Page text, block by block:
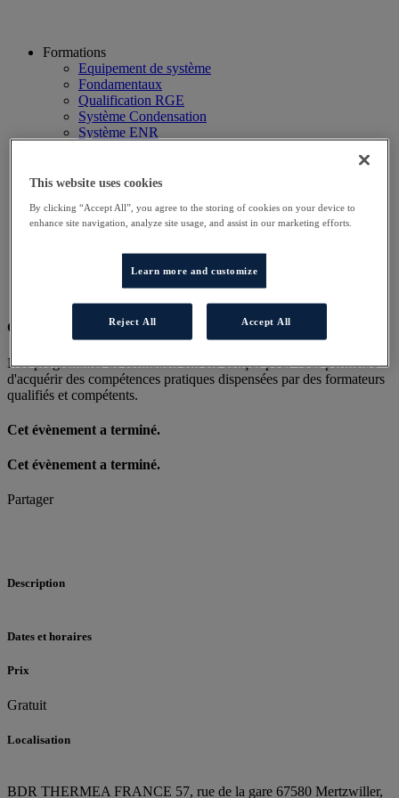
Formations
Equipement de système
Fondamentaux
Qualification RGE
Système Condensation
Système ENR
Webinaire
Hôtels
Planning
Particulier
Professionnel
Cet évènement a terminé.
Nos programmes de formation ont été conçus pour vous permettre
d'acquérir des compétences pratiques dispensées par des formateurs
qualifiés et compétents.
Cet évènement a terminé.
Cet évènement a terminé.
Partager
Description
Dates et horaires
Prix
Gratuit
Localisation
BDR THERMEA FRANCE 57, rue de la gare 67580 Mertzwiller,
This website uses cookies
By clicking “Accept All”, you agree to the storing of cookies on your device to
enhance site navigation, analyze site usage, and assist in our marketing efforts.
Learn more and customize
Reject All Accept All